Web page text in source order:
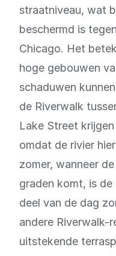
straatniveau, wat
beschermd is
Chicago. Het
hoge gebouwen
schaduwen
de Riverwalk
Lake Street
omdat de rivier
zomer, wanneer
graden komt, is
deel van de dag
andere Riverwalk-
uitstekende